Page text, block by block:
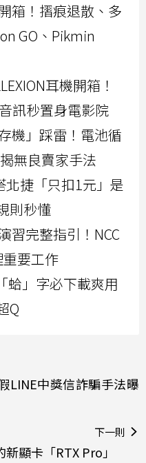
箱！摺痕退散、多
GO、Pikmin
耳機開箱！
訊秒置身電影院
機」踩雷！電池循
無良賣家手法
北捷「只扣1元」是
則秒懂
習完整指引！NCC
要工作
蛤」字必下載爽用
Q
LINE中獎信詐騙手法曝
下一則
顯卡「RTX Pro」